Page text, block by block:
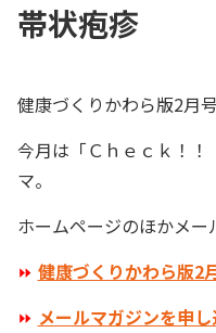
帯状疱疹
健康づくりかわら版2月
今月は「Ｃｈｅｃｋ！
マ。
ホームページのほかメー
⏩ 健康づくりかわら版2
⏩ メールマガジンを申